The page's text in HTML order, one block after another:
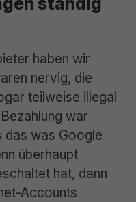
haben wir
nervig, die
teilweise illegal
war
das was Google
überhaupt
hat, dann
Accounts